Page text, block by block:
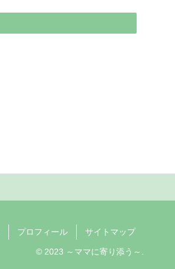
プロフィール サイトマップ
© 2023 ～ママに寄り添う～.